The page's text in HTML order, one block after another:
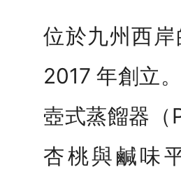
位於九州西
2017 年創立
壺式蒸餾器（
杏桃與鹹味